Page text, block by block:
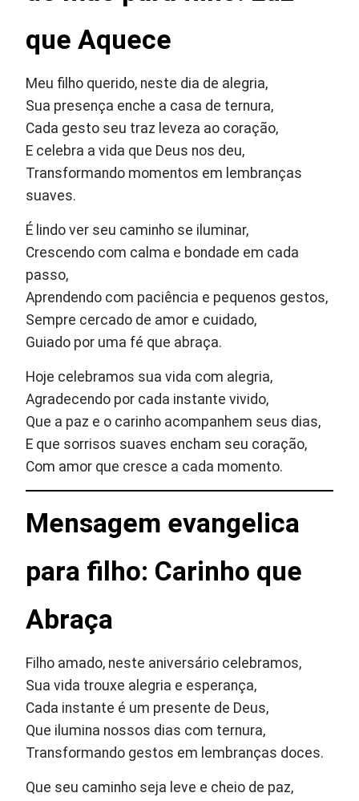
que Aquece
Meu filho querido, neste dia de alegria,
Sua presença enche a casa de ternura,
Cada gesto seu traz leveza ao coração,
E celebra a vida que Deus nos deu,
Transformando momentos em lembranças
suaves.
É lindo ver seu caminho se iluminar,
Crescendo com calma e bondade em cada
passo,
Aprendendo com paciência e pequenos gestos,
Sempre cercado de amor e cuidado,
Guiado por uma fé que abraça.
Hoje celebramos sua vida com alegria,
Agradecendo por cada instante vivido,
Que a paz e o carinho acompanhem seus dias,
E que sorrisos suaves encham seu coração,
Com amor que cresce a cada momento.
Mensagem evangelica
para filho: Carinho que
Abraça
Filho amado, neste aniversário celebramos,
Sua vida trouxe alegria e esperança,
Cada instante é um presente de Deus,
Que ilumina nossos dias com ternura,
Transformando gestos em lembranças doces.
Que seu caminho seja leve e cheio de paz,